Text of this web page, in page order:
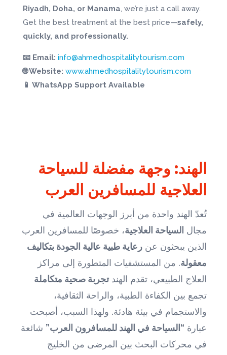
Riyadh, Doha, or Manama, we’re just a call away.
Get the best treatment at the best price—safely,
quickly, and professionally.
📧 Email: info@ahmedhospitalitytourism.com
🌐 Website: www.ahmedhospitalitytourism.com
📱 WhatsApp Support Available
الهند: وجهة مفضلة للسياحة
العلاجية للمسافرين العرب
تُعدّ الهند واحدة من أبرز الوجهات العالمية في
مجال السياحة العلاجية، خصوصًا للمسافرين العرب
الذين يبحثون عن رعاية طبية عالية الجودة بتكاليف
معقولة. من المستشفيات المتطورة إلى مراكز
العلاج الطبيعي، تقدم الهند تجربة صحية متكاملة
تجمع بين الكفاءة الطبية، والراحة الثقافية،
والاستجمام في بيئة هادئة. ولهذا السبب، أصبحت
عبارة “السياحة في الهند للمسافرون العرب” شائعة
في محركات البحث بين المرضى من الخليج